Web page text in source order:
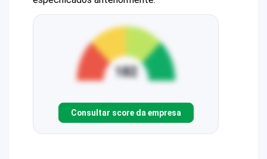
Consultar score da empresa